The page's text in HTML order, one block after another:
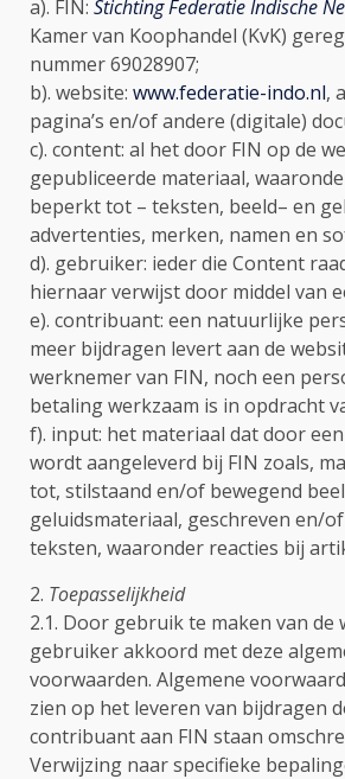
a). FIN: Stichting Federatie Indische
Kamer van Koophandel (KvK)
nummer 69028907;
b). website: www.federatie-indo.nl,
pagina’s en/of andere (digitale)
c). content: al het door FIN op de
gepubliceerde materiaal,
beperkt tot – teksten, beeld– en
advertenties, merken, namen en
d). gebruiker: ieder die Content
hiernaar verwijst door middel van
e). contribuant: een natuurlijke
meer bijdragen levert aan de
werknemer van FIN, noch een
betaling werkzaam is in opdracht
f). input: het materiaal dat door
wordt aangeleverd bij FIN zoals,
tot, stilstaand en/of bewegend
geluidsmateriaal, geschreven en/
teksten, waaronder reacties bij
2. Toepasselijkheid
2.1. Door gebruik te maken van de
gebruiker akkoord met deze
voorwaarden. Algemene
zien op het leveren van bijdragen
contribuant aan FIN staan
Verwijzing naar specifieke